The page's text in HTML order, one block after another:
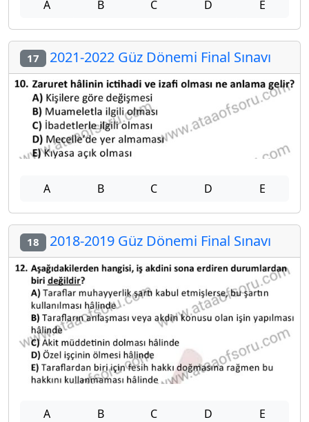
A B C D E
17 2021-2022 Güz Dönemi Final Sınavı
A B C D E
18 2018-2019 Güz Dönemi Final Sınavı
A B C D E